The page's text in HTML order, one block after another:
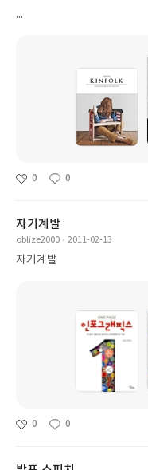
...
0 0
자기계발
oblize2000 2011-02-13
자기계발
0 0